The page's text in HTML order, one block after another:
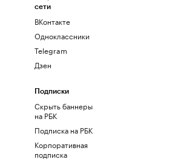
сети
ВКонтакте
Одноклассники
Telegram
Дзен
Подписки
Скрыть баннеры
на РБК
Подписка на РБК
Корпоративная
подписка